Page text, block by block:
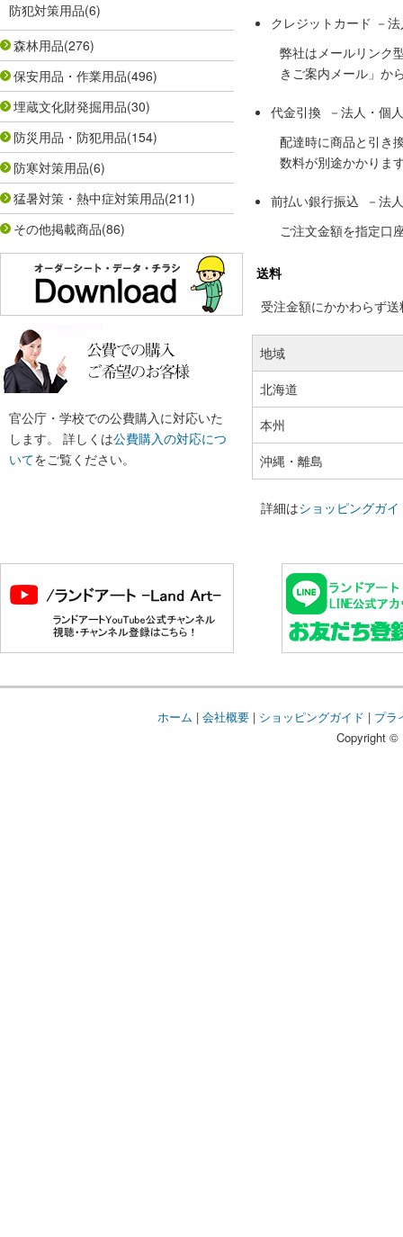
防犯対策用品(6)
森林用品(276)
保安用品・作業用品(496)
埋蔵文化財発掘用品(30)
防災用品・防犯用品(154)
防寒対策用品(6)
猛暑対策・熱中症対策用品(211)
その他掲載商品(86)
官公庁・学校での公費購入に対応いた
します。 詳しくは公費購入の対応につ
いてをご覧ください。
クレジットカード －
弊社はメールリンク
きご案内メール」か
代金引換 －法人・個
配達時に商品と引き
数料が別途かかりま
前払い銀行振込 －法
ご注文金額を指定口
送料
受注金額にかかわらず
地域
北海道
本州
沖縄・離島
詳細はショッピングガイ
ホーム | 会社概要| ショッピングガイド | プラ
Copyright ©